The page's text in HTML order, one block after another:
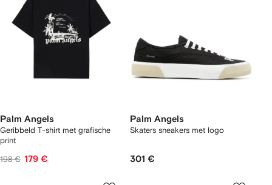
Palm Angels
Geribbeld T-shirt met grafische
print
198 € 179 €
Palm Angels
Skaters sneakers met logo
301 €